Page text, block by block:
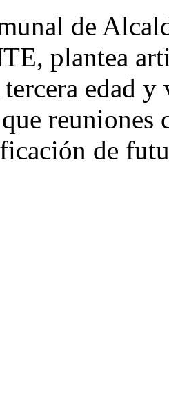
de
plantea
edad
reuniones
de